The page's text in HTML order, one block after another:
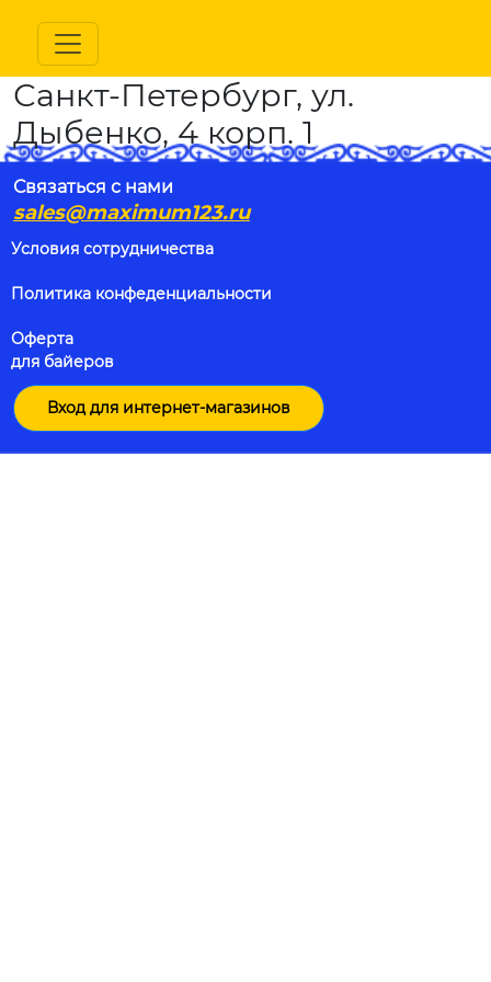
Санкт-Петербург, ул.
Дыбенко, 4 корп. 1
Связаться с нами
sales@maximum123.ru
Условия сотрудничества
Политика конфеденциальности
Оферта
для байеров
Вход для интернет-магазинов